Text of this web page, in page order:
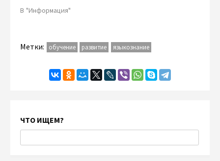
В "Информация"
Метки: обучение развитие языкознание
ЧТО ИЩЕМ?